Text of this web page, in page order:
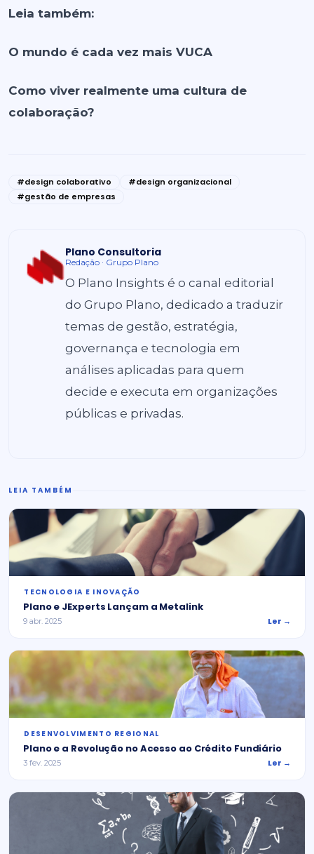
Leia também:
O mundo é cada vez mais VUCA
Como viver realmente uma cultura de
colaboração?
#design colaborativo
#design organizacional
#gestão de empresas
Plano Consultoria
Redação · Grupo Plano
O Plano Insights é o canal editorial
do Grupo Plano, dedicado a traduzir
temas de gestão, estratégia,
governança e tecnologia em
análises aplicadas para quem
decide e executa em organizações
públicas e privadas.
LEIA TAMBÉM
⁠TECNOLOGIA E INOVAÇÃO
Plano e JExperts Lançam a Metalink
9 abr. 2025 Ler →
⁠DESENVOLVIMENTO REGIONAL
Plano e a Revolução no Acesso ao Crédito Fundiário
3 fev. 2025 Ler →